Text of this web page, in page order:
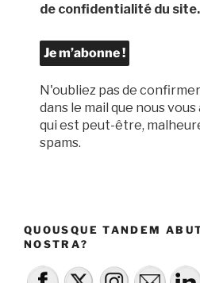
de confidentialité du site.
N'oubliez pas de
dans le mail que nous
qui est peut-être,
spams.
QUOUSQUE TANDEM
NOSTRA?